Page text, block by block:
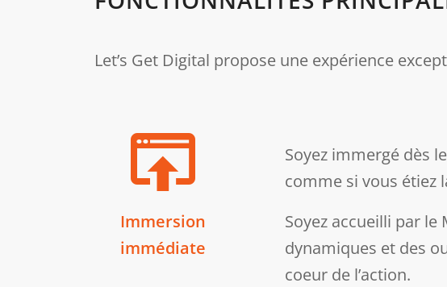
Let’s Get Digital propose une expérience
Immersion
immédiate
Soyez immergé dès
comme si vous étiez
Soyez accueilli par
dynamiques et des
coeur de l’action.